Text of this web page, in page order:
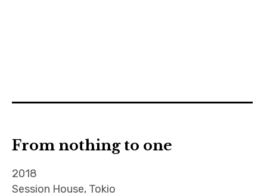
From nothing to one
2018
Session House, Tokio